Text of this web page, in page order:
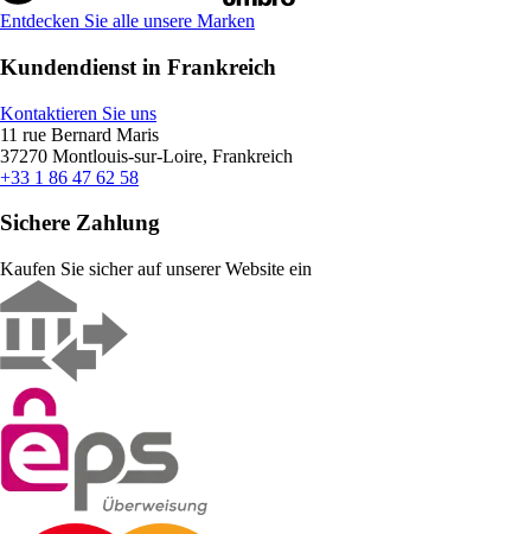
Entdecken Sie alle unsere Marken
Kundendienst in Frankreich
Kontaktieren Sie uns
11 rue Bernard Maris
37270 Montlouis-sur-Loire, Frankreich
+33 1 86 47 62 58
Sichere Zahlung
Kaufen Sie sicher auf unserer Website ein